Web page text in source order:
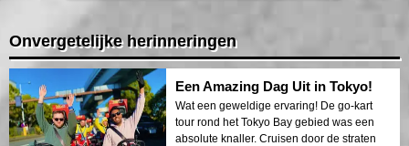
Onvergetelijke herinneringen
Een Amazing Dag Uit in Tokyo!
Wat een geweldige ervaring! De go-kart
tour rond het Tokyo Bay gebied was een
absolute knaller. Cruisen door de straten